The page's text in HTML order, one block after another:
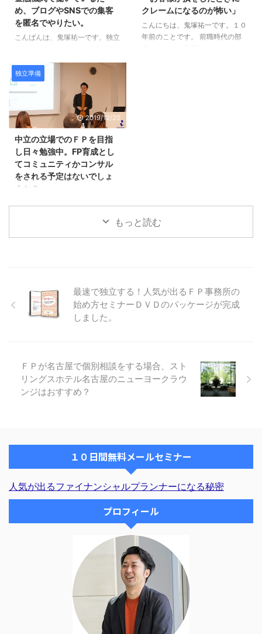
ないそうです。 質問の全文はこ
ちらです。 Ｑ：「いずれＦＰで
起業したいけど、何から始めれば
良いか分からない！」 ペンネー
融の会社員で、いずれはFPで起
業が出来ればと思っていますが、
何からどのように始めれば良いか
も分かりません。 ブログを始 ...
ガ、楽しんで拝見しております。
東京在住のminami23と申しま
す。 Facebookもフォロー申請出
め、ブログやSNSでの集客
を匿名でやりたい。
こんばんは、鬼塚祐一です。独立
ました。 現在は、金融機関に勤
務しているそうです。 Ｑ：「金
融機関で働いているため、ブログ
やSNSでの集客を匿名でやりた
い。」 ペンネーム：みつさん 鬼
塚さんこんにちは 将来、独立す
るために勉強しようと１０日間メ
ルマガを見ました。 私は今年の
１月からワードプレスでブログを
始めていたので（15記事くらいで
PV数はほとんどありません）少
し改良していきたいと思います。
融機関で働いているため、 ...
クレームになるのが怖い」
こんにちは、鬼塚祐一です。１０
年前のことです。 前職時代の部
独立準備
2019/12/20
中立の立場でのＦＰを目指
し日々勉強中。FP育成とし
てコミュニティかコンサル
をされる予定はないでしょ
うか？
かなか、ＦＰ向けの内容を書く時
めになるメルマガ配信ありがとう
ございます。 今までにDVDを3本
購入しまして、いろいろと勉強さ
そして、鬼塚先生のように資産運
用を通してお客様にも、更には日
本全体にも貢献できる仕事 ...
もっと読む
最速で独立する！人気が出るＦＰ事務所の
始め方セミナーＤＶＤのパッケージが完成
しました。
ＦＰが名古屋で個別相談をする場合、スト
リングスホテル名古屋のニューヨークラウ
ンジはおすすめ？
１０日間無料メールセミナー
人気が出るファイナンシャルプランナーになる秘密
プロフィール